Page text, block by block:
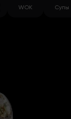
WOK Супы